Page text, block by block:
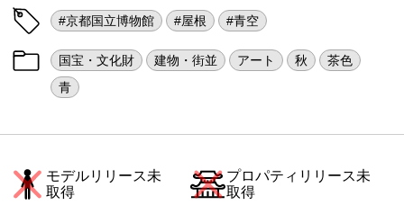
#京都国立博物館 #屋根 #青空
国宝・文化財 建物・街並 アート 秋
茶色
青
モデルリリース未
取得
プロパティリリース未
取得